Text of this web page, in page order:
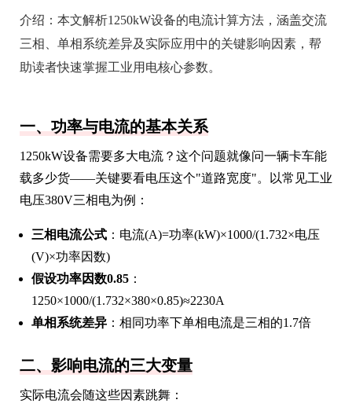
介绍： 本文解析1250kW设备的电流计算方法，涵盖交流
三相、单相系统差异及实际应用中的关键影响因素，帮
助读者快速掌握工业用电核心参数。
一、功率与电流的基本关系
1250kW设备需要多大电流？这个问题就像问一辆卡车能
载多少货——关键要看电压这个"道路宽度"。以常见工业
电压380V三相电为例：
三相电流公式 ：电流(A)=功率(kW)×1000/(1.732×电压
(V)×功率因数)
假设功率因数0.85 ：
1250×1000/(1.732×380×0.85)≈2230A
单相系统差异 ：相同功率下单相电流是三相的1.7倍
二、影响电流的三大变量
实际电流会随这些因素跳舞：